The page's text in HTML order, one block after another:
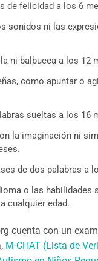
de felicidad a los 6
sonidos ni las
ni balbucea a los 12
como apuntar o
sueltas a los 16
la imaginación ni
de dos palabras a
o las habilidades
cualquier edad.
cuenta con un
M-CHAT (Lista de